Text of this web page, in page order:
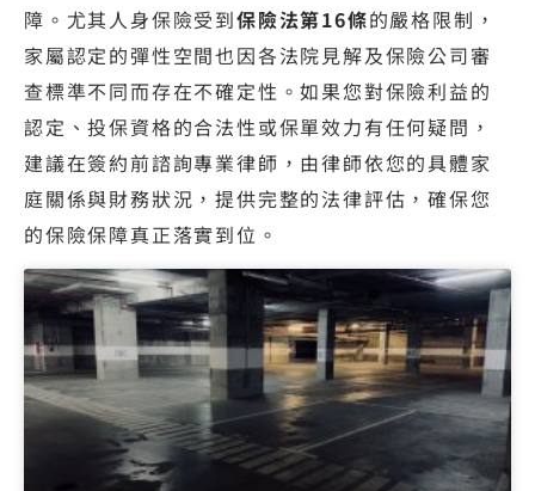
障。尤其人身保險受到保險法第16條的嚴格限制，
家屬認定的彈性空間也因各法院見解及保險公司審
查標準不同而存在不確定性。如果您對保險利益的
認定、投保資格的合法性或保單效力有任何疑問，
建議在簽約前諮詢專業律師，由律師依您的具體家
庭關係與財務狀況，提供完整的法律評估，確保您
的保險保障真正落實到位。